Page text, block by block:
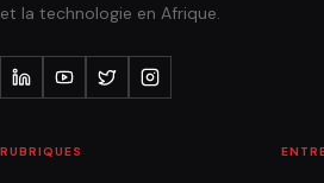
et la technologie en Afrique.
RUBRIQUES